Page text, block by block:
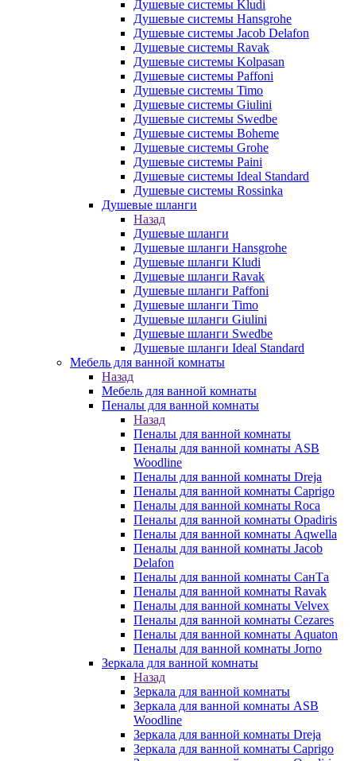
Душевые системы Kludi
Душевые системы Hansgrohe
Душевые системы Jacob Delafon
Душевые системы Ravak
Душевые системы Kolpasan
Душевые системы Paffoni
Душевые системы Timo
Душевые системы Giulini
Душевые системы Swedbe
Душевые системы Boheme
Душевые системы Grohe
Душевые системы Paini
Душевые системы Ideal Standard
Душевые системы Rossinka
Душевые шланги
Назад
Душевые шланги
Душевые шланги Hansgrohe
Душевые шланги Kludi
Душевые шланги Ravak
Душевые шланги Paffoni
Душевые шланги Timo
Душевые шланги Giulini
Душевые шланги Swedbe
Душевые шланги Ideal Standard
Мебель для ванной комнаты
Назад
Мебель для ванной комнаты
Пеналы для ванной комнаты
Назад
Пеналы для ванной комнаты
Пеналы для ванной комнаты ASB
Woodline
Пеналы для ванной комнаты Dreja
Пеналы для ванной комнаты Caprigo
Пеналы для ванной комнаты Roca
Пеналы для ванной комнаты Opadiris
Пеналы для ванной комнаты Aqwella
Пеналы для ванной комнаты Jacob
Delafon
Пеналы для ванной комнаты СанТа
Пеналы для ванной комнаты Ravak
Пеналы для ванной комнаты Velvex
Пеналы для ванной комнаты Cezares
Пеналы для ванной комнаты Aquaton
Пеналы для ванной комнаты Jorno
Зеркала для ванной комнаты
Назад
Зеркала для ванной комнаты
Зеркала для ванной комнаты ASB
Woodline
Зеркала для ванной комнаты Dreja
Зеркала для ванной комнаты Caprigo